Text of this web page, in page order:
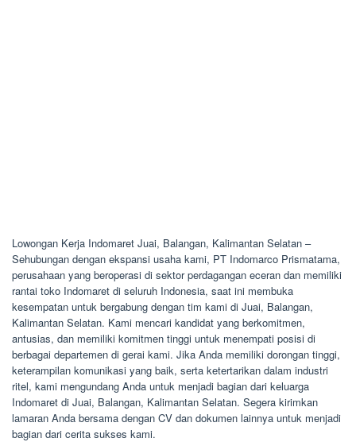
Lowongan Kerja Indomaret Juai, Balangan, Kalimantan Selatan –
Sehubungan dengan ekspansi usaha kami, PT Indomarco Prismatama,
perusahaan yang beroperasi di sektor perdagangan eceran dan memiliki
rantai toko Indomaret di seluruh Indonesia, saat ini membuka
kesempatan untuk bergabung dengan tim kami di Juai, Balangan,
Kalimantan Selatan. Kami mencari kandidat yang berkomitmen,
antusias, dan memiliki komitmen tinggi untuk menempati posisi di
berbagai departemen di gerai kami. Jika Anda memiliki dorongan tinggi,
keterampilan komunikasi yang baik, serta ketertarikan dalam industri
ritel, kami mengundang Anda untuk menjadi bagian dari keluarga
Indomaret di Juai, Balangan, Kalimantan Selatan. Segera kirimkan
lamaran Anda bersama dengan CV dan dokumen lainnya untuk menjadi
bagian dari cerita sukses kami.